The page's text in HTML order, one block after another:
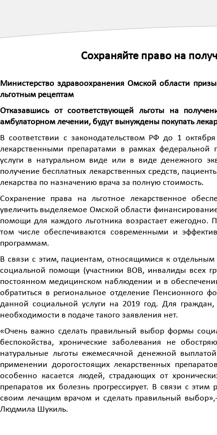
Сохраняйте право на
Министерство здравоохранения Омской области
льготным рецептам
Отказавшись от соответствующей льготы на
амбулаторном лечении, будут вынуждены покупать
В соответствии с законодательством РФ до 1
лекарственными препаратами в рамках
услуги в натуральном виде или в виде денежного
получение бесплатных лекарственных средств,
лекарства по назначению врача за полную стоимость.
Сохранение права на льготное лекарственное
увеличить выделяемое Омской области
помощи для каждого льготника возрастает
том числе обеспечиваются современными и
программам.
В связи с этим, пациентам, относящимися к
социальной помощи (участники ВОВ, инвалиды всех
постоянном медицинском наблюдении и в
обратиться в региональное отделение Пенсионного
данной социальной услуги на 2019 год. Для
необходимости в подаче такого заявления нет.
«Очень важно сделать правильный выбор формы
беспокойства, хронические заболевания не
натуральные льготы ежемесячной денежной
применении дорогостоящих лекарственных
особенно касается людей, страдающих от
препаратов их болезнь прогрессирует. В связи с
своим лечащим врачом и сделать правильный
Людмила Шукиль.